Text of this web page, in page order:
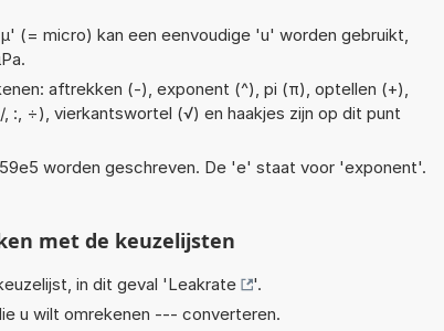
(= micro) kan een eenvoudige 'u' worden gebruikt,
aftrekken (-), exponent (^), pi (π), optellen (+),
:, ÷), vierkantswortel (√) en haakjes zijn op dit punt
worden geschreven. De 'e' staat voor 'exponent'.
met de keuzelijsten
in dit geval 'Leakrate
'.
u wilt omrekenen --- converteren.